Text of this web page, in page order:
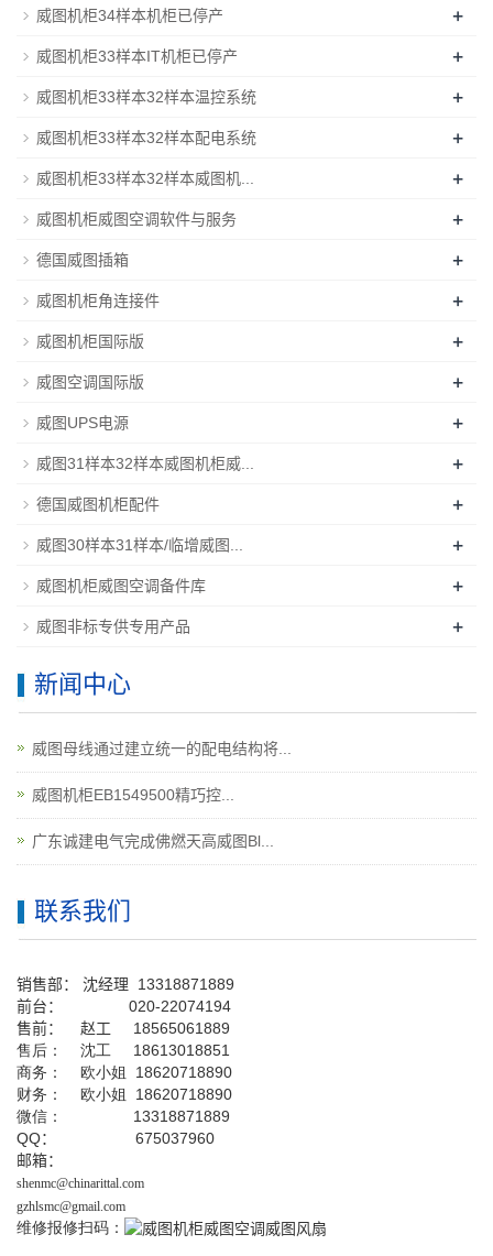
威图机柜34样本机柜已停产 +
威图机柜33样本IT机柜已停产 +
威图机柜33样本32样本温控系统 +
威图机柜33样本32样本配电系统 +
威图机柜33样本32样本威图机... +
威图机柜威图空调软件与服务 +
德国威图插箱 +
威图机柜角连接件 +
威图机柜国际版 +
威图空调国际版 +
威图UPS电源 +
威图31样本32样本威图机柜威... +
德国威图机柜配件 +
威图30样本31样本/临增威图... +
威图机柜威图空调备件库 +
威图非标专供专用产品 +
新闻中心
威图母线通过建立统一的配电结构将...
威图机柜EB1549500精巧控...
广东诚建电气完成佛燃天高威图Bl...
联系我们
销售部： 沈经理 13318871889
前台： 020-22074194
售前： 赵工 18565061889
售后： 沈工 18613018851
商务： 欧小姐 18620718890
财务： 欧小姐 18620718890
微信： 13318871889
QQ： 675037960
邮箱：
shenmc@chinarittal.com
gzhlsmc@gmail.com
维修报修扫码：